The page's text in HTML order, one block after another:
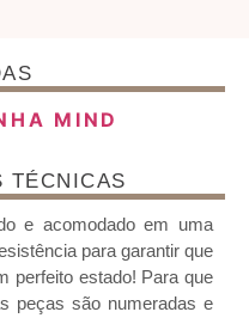
TÉCNICAS
e acomodado em uma
para garantir que
perfeito estado! Para que
peças são numeradas e